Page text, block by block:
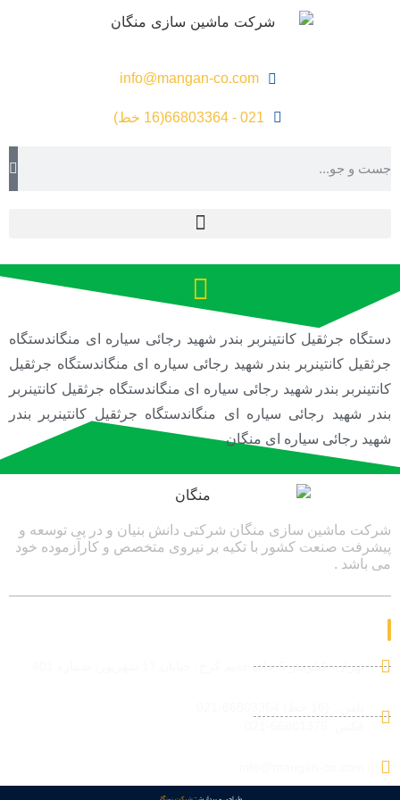
info@mangan-co.com
021 - 66803364(16 خط)
دستگاه جرثقیل کانتینربر بندر شهید رجائی سیاره ای منگاندستگاه
جرثقیل کانتینربر بندر شهید رجائی سیاره ای منگاندستگاه جرثقیل
کانتینربر بندر شهید رجائی سیاره ای منگاندستگاه جرثقیل کانتینربر
بندر شهید رجائی سیاره ای منگاندستگاه جرثقیل کانتینربر بندر
شهید رجائی سیاره ای منگان
شرکت ماشین سازی منگان شرکتی دانش بنیان و در پی توسعه و
پیشرفت صنعت کشور با تکیه بر نیروی متخصص و کارآزموده خود
می باشد .
تهران، کیلومتر 5 جاده قدیم کرج، خیابان 17 شهریور، شماره 401
طراحی و پردازش:شرکت نونگار